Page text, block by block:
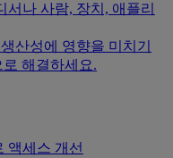
서나 사람, 장치, 애플리
생산성에 영향을 미치기
해결하세요.
액세스 개선